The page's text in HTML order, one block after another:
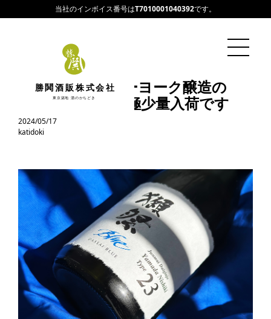
当社のインボイス番号はT7010001040392です。
勝鬨酒販株式会社
東京築地 酒のかちどき
アメリカ・ニューヨーク醸造の
DASSAI BLUEが極少量入荷です
2024/05/17
katidoki